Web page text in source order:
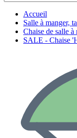
Accueil
Salle à manger,
Chaise de salle
SALE - Chaise